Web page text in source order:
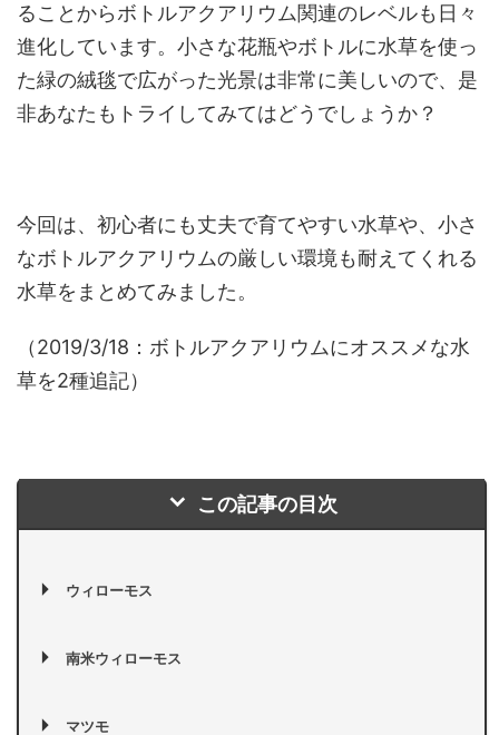
ることからボトルアクアリウム関連のレベルも日々
進化しています。小さな花瓶やボトルに水草を使っ
た緑の絨毯で広がった光景は非常に美しいので、是
非あなたもトライしてみてはどうでしょうか？
今回は、初心者にも丈夫で育てやすい水草や、小さ
なボトルアクアリウムの厳しい環境も耐えてくれる
水草をまとめてみました。
（2019/3/18：ボトルアクアリウムにオススメな水
草を2種追記）
この記事の目次
ウィローモス
南米ウィローモス
マツモ